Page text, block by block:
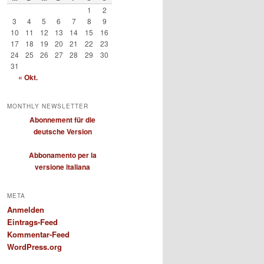
1
2
3
4 5 6 7 8
9
10
11 12 13 14 15
16
17
18 19 20 21 22
23
24
25 26 27 28 29
30
31
« Okt.
MONTHLY NEWSLETTER
Abonnement für die
deutsche Version
Abbonamento per la
versione italiana
META
Anmelden
Eintrags-Feed
Kommentar-Feed
WordPress.org